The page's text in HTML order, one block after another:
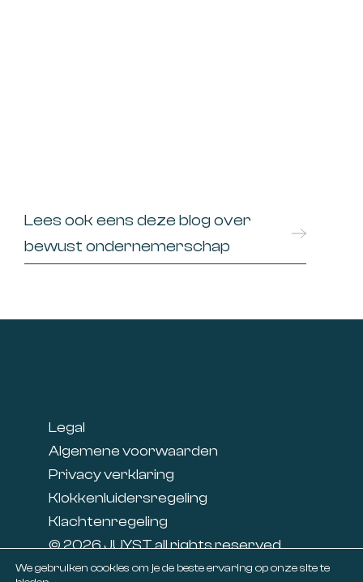
Lees ook eens deze blog over
bewust ondernemerschap
Legal
Algemene voorwaarden
Privacy verklaring
Klokkenluidersregeling
Klachtenregeling
© 2026 JUYST all rights reserved
Linkedin
We gebruiken cookies om je de beste ervaring op onze site te